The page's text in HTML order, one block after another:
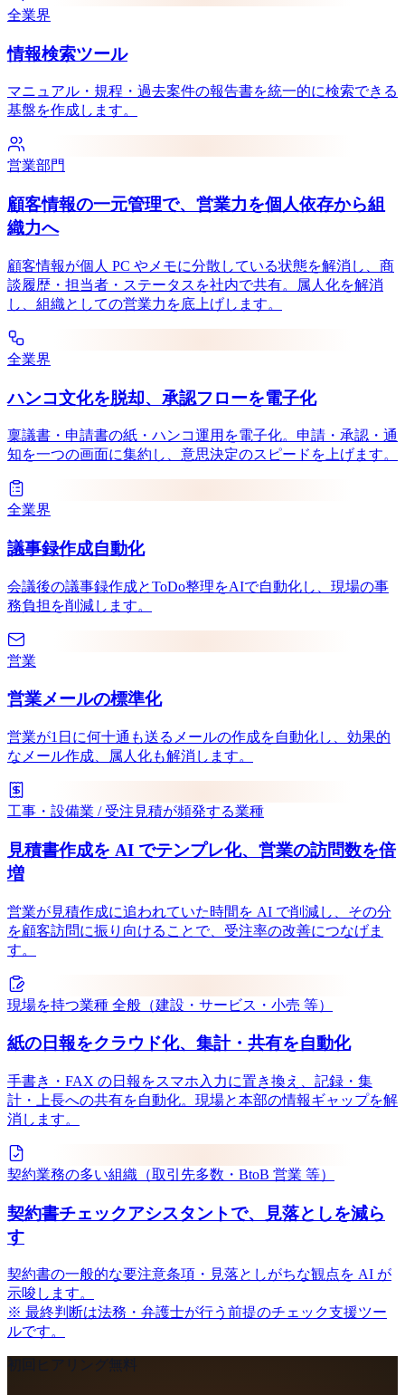
全業界
情報検索ツール
マニュアル・規程・過去案件の報告書を統一的に検索できる
基盤を作成します。
営業部門
顧客情報の一元管理で、営業力を個人依存から組
織力へ
顧客情報が個人 PC やメモに分散している状態を解消し、商
談履歴・担当者・ステータスを社内で共有。属人化を解消
し、組織としての営業力を底上げします。
全業界
ハンコ文化を脱却、承認フローを電子化
稟議書・申請書の紙・ハンコ運用を電子化。申請・承認・通
知を一つの画面に集約し、意思決定のスピードを上げます。
全業界
議事録作成自動化
会議後の議事録作成とToDo整理をAIで自動化し、現場の事
務負担を削減します。
営業
営業メールの標準化
営業が1日に何十通も送るメールの作成を自動化し、効果的
なメール作成、属人化も解消します。
工事・設備業 / 受注見積が頻発する業種
見積書作成を AI でテンプレ化、営業の訪問数を倍
増
営業が見積作成に追われていた時間を AI で削減し、その分
を顧客訪問に振り向けることで、受注率の改善につなげま
す。
現場を持つ業種 全般（建設・サービス・小売 等）
紙の日報をクラウド化、集計・共有を自動化
手書き・FAX の日報をスマホ入力に置き換え、記録・集
計・上長への共有を自動化。現場と本部の情報ギャップを解
消します。
契約業務の多い組織（取引先多数・BtoB 営業 等）
契約書チェックアシスタントで、見落としを減ら
す
契約書の一般的な要注意条項・見落としがちな観点を AI が
示唆します。
※ 最終判断は法務・弁護士が行う前提のチェック支援ツー
ルです。
初回ヒアリング無料